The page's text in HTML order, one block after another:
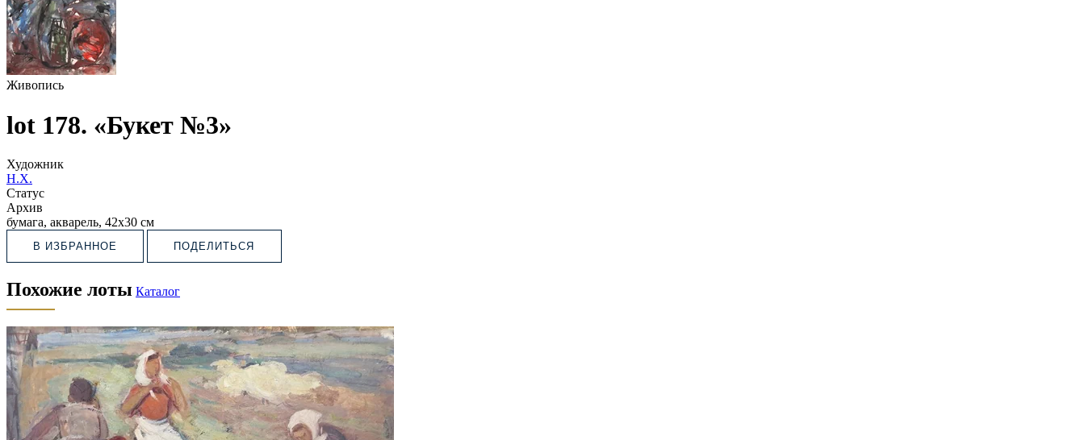
Живопись
lot 178. «Букет №3»
Художник
Н.Х.
Статус
Архив
бумага, акварель, 42х30 см
В ИЗБРАННОЕ ПОДЕЛИТЬСЯ
Похожие лоты Каталог